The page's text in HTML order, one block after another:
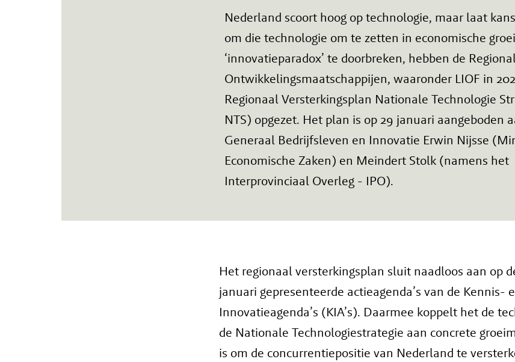
Nederland scoort hoog op technologie, maar laat
om die technologie om te zetten in economische
‘innovatieparadox’ te doorbreken, hebben de
Ontwikkelingsmaatschappijen, waaronder LIOF in
Regionaal Versterkingsplan Nationale Technologie
NTS) opgezet. Het plan is op 29 januari aangeboden
Generaal Bedrijfsleven en Innovatie Erwin Nijsse
Economische Zaken) en Meindert Stolk (namens het
Interprovinciaal Overleg - IPO).
Het regionaal versterkingsplan sluit naadloos aan op
januari gepresenteerde actieagenda’s van de Kennis-
Innovatieagenda’s (KIA’s). Daarmee koppelt het de
de Nationale Technologiestrategie aan concrete
is om de concurrentiepositie van Nederland te